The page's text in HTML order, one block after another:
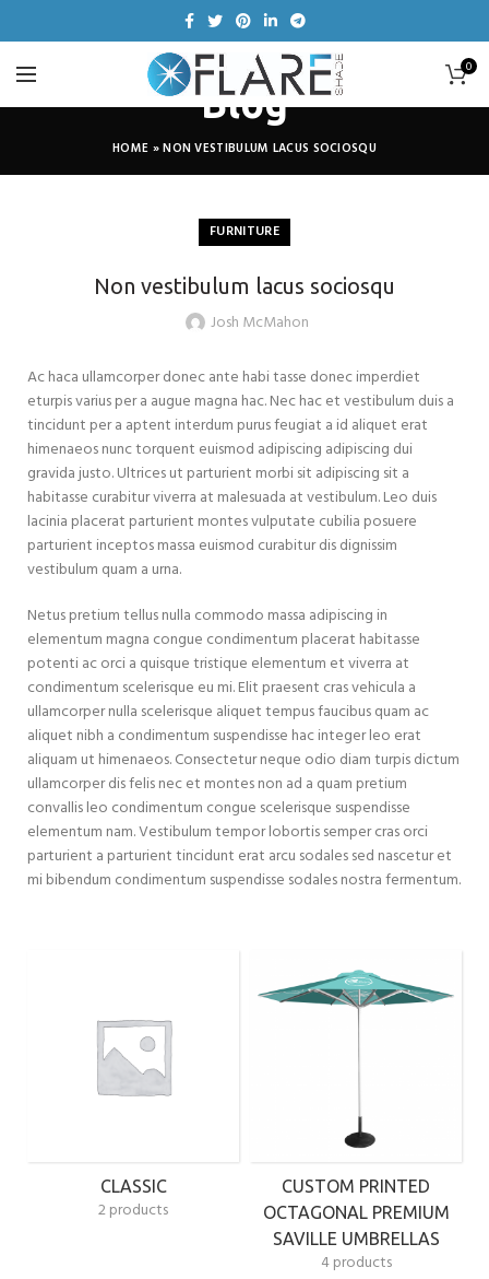
0
Blog
HOME »NON VESTIBULUM LACUS SOCIOSQU
FURNITURE
Non vestibulum lacus sociosqu
Josh McMahon
Ac haca ullamcorper donec ante habi tasse donec imperdiet
eturpis varius per a augue magna hac. Nec hac et vestibulum duis a
tincidunt per a aptent interdum purus feugiat a id aliquet erat
himenaeos nunc torquent euismod adipiscing adipiscing dui
gravida justo. Ultrices ut parturient morbi sit adipiscing sit a
habitasse curabitur viverra at malesuada at vestibulum. Leo duis
lacinia placerat parturient montes vulputate cubilia posuere
parturient inceptos massa euismod curabitur dis dignissim
vestibulum quam a urna.
Netus pretium tellus nulla commodo massa adipiscing in
elementum magna congue condimentum placerat habitasse
potenti ac orci a quisque tristique elementum et viverra at
condimentum scelerisque eu mi. Elit praesent cras vehicula a
ullamcorper nulla scelerisque aliquet tempus faucibus quam ac
aliquet nibh a condimentum suspendisse hac integer leo erat
aliquam ut himenaeos. Consectetur neque odio diam turpis dictum
ullamcorper dis felis nec et montes non ad a quam pretium
convallis leo condimentum congue scelerisque suspendisse
elementum nam. Vestibulum tempor lobortis semper cras orci
parturient a parturient tincidunt erat arcu sodales sed nascetur et
mi bibendum condimentum suspendisse sodales nostra fermentum.
CLASSIC
2 products
CUSTOM PRINTED
OCTAGONAL PREMIUM
SAVILLE UMBRELLAS
4 products